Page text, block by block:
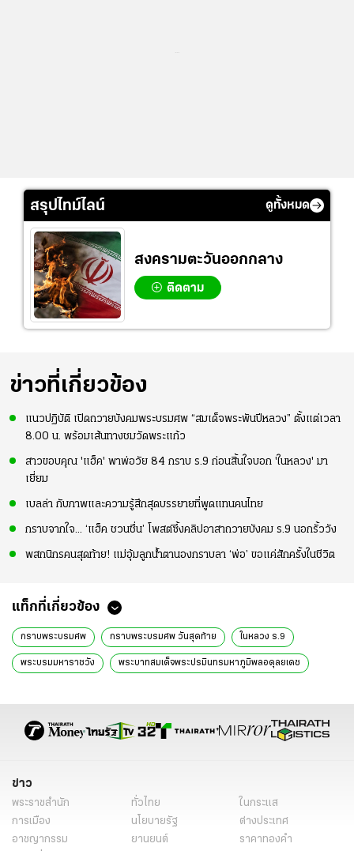
สรุปไทม์ไลน์ ดูทั้งหมด
สงครามตะวันออกกลาง
ติดตาม
ข่าวที่เกี่ยวข้อง
แนวปฏิบัติ เปิดถวายบังคมพระบรมศพ “สมเด็จพระพันปีหลวง” ตั้งแต่เวลา
8.00 น. พร้อมเส้นทางชมวัดพระแก้ว
สาวขอบคุณ 'แฮ็ค' พาพ่อวัย 84 กราบ ร.9 ก่อนสิ้นใจบอก 'ในหลวง' มา
เยี่ยม
เบลล่า กับภาพและความรู้สึกสุดบรรยายที่พูดแทนคนไทย
กราบจากใจ... ‘แฮ็ค ชวนชื่น’ โพสต์ซึ้งคลิปอาสาถวายบังคม ร.9 นอกรั้ววัง
พสกนิกรคนสุดท้าย! แม่อุ้มลูกน้ำตานองกราบลา ‘พ่อ’ ขอแค่สักครั้งในชีวิต
แท็กที่เกี่ยวข้อง
กราบพระบรมศพ กราบพระบรมศพ วันสุดท้าย ในหลวง ร.9
พระบรมมหาราชวัง พระบาทสมเด็จพระปรมินทรมหาภูมิพลอดุลยเดช
ข่าว
พระราชสำนัก ทั่วไทย
ในกระแส
การเมือง
นโยบายรัฐ
ต่างประเทศ
อาชญากรรม
ยานยนต์
ราคาทองคำ